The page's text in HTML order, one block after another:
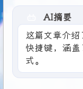
AI摘要
这篇文章介
快捷键，涵
式。